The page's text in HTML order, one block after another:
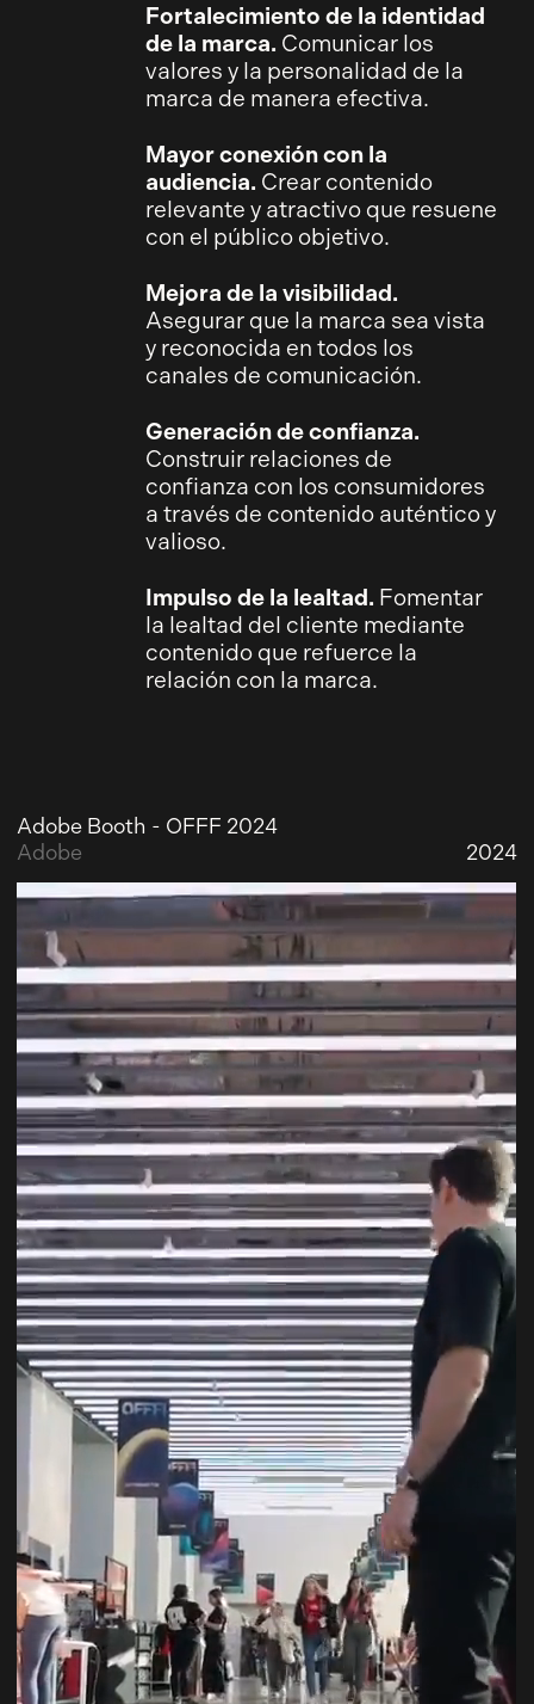
Fortalecimiento de la identidad
de la marca. Comunicar los
valores y la personalidad de la
marca de manera efectiva.
Mayor conexión con la
audiencia. Crear contenido
relevante y atractivo que resuene
con el público objetivo.
Mejora de la visibilidad.
Asegurar que la marca sea vista
y reconocida en todos los
canales de comunicación.
Generación de confianza.
Construir relaciones de
confianza con los consumidores
a través de contenido auténtico y
valioso.
Impulso de la lealtad. Fomentar
la lealtad del cliente mediante
contenido que refuerce la
relación con la marca.
Adobe Booth - OFFF 2024
Adobe
2024